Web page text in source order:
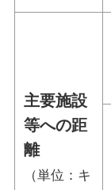
主要施設
等への距
離
（単位：キ